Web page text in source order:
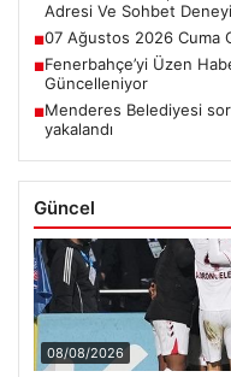
Adresi Ve Sohbet
■07 Ağustos 2026 Cuma
■Fenerbahçe’yi Üzen
Güncelleniyor
■Menderes Belediyesi
yakalandı
Güncel
08/08/2026